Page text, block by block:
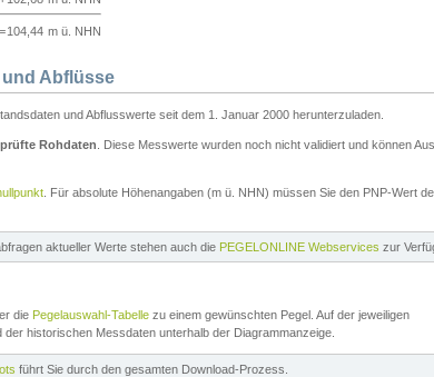
=104,44 m ü. NHN
Abflüsse
und Abflusswerte seit dem 1. Januar 2000 herunterzuladen.
Rohdaten . Diese Messwerte wurden noch nicht validiert und können
. Für absolute Höhenangaben (m ü. NHN) müssen Sie den PNP-Wert
aktueller Werte stehen auch die PEGELONLINE Webservices zur
die Pegelauswahl-Tabelle zu einem gewünschten Pegel. Auf der jeweiligen
historischen Messdaten unterhalb der Diagrammanzeige.
führt Sie durch den gesamten Download-Prozess.